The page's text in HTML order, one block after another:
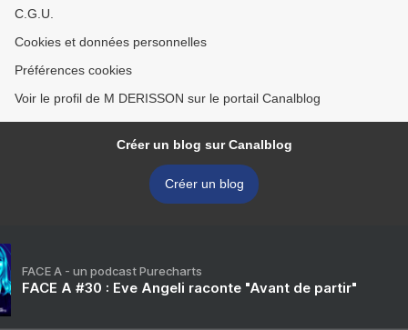
C.G.U.
Cookies et données personnelles
Préférences cookies
Voir le profil de M DERISSON sur le portail Canalblog
Créer un blog sur Canalblog
Créer un blog
FACE A - un podcast Purecharts
FACE A #30 : Eve Angeli raconte "Avant de partir"